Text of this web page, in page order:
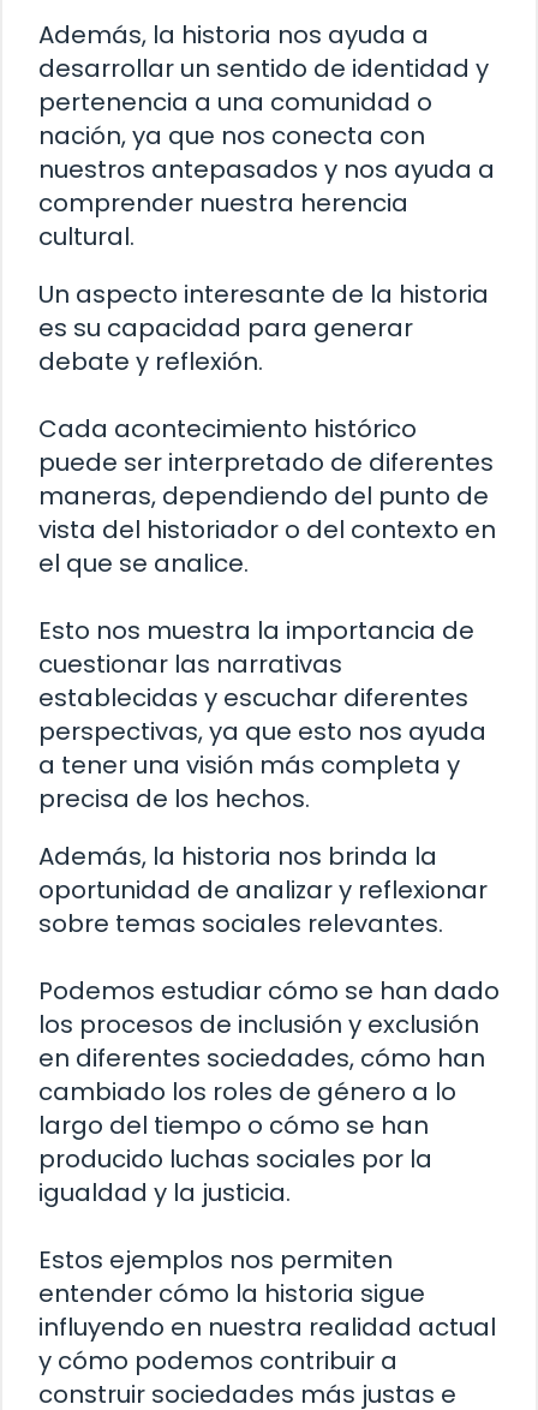
Además, la historia nos ayuda a
desarrollar un sentido de identidad y
pertenencia a una comunidad o
nación, ya que nos conecta con
nuestros antepasados y nos ayuda a
comprender nuestra herencia
cultural.
Un aspecto interesante de la historia
es su capacidad para generar
debate y reflexión.
Cada acontecimiento histórico
puede ser interpretado de diferentes
maneras, dependiendo del punto de
vista del historiador o del contexto en
el que se analice.
Esto nos muestra la importancia de
cuestionar las narrativas
establecidas y escuchar diferentes
perspectivas, ya que esto nos ayuda
a tener una visión más completa y
precisa de los hechos.
Además, la historia nos brinda la
oportunidad de analizar y reflexionar
sobre temas sociales relevantes.
Podemos estudiar cómo se han dado
los procesos de inclusión y exclusión
en diferentes sociedades, cómo han
cambiado los roles de género a lo
largo del tiempo o cómo se han
producido luchas sociales por la
igualdad y la justicia.
Estos ejemplos nos permiten
entender cómo la historia sigue
influyendo en nuestra realidad actual
y cómo podemos contribuir a
construir sociedades más justas e